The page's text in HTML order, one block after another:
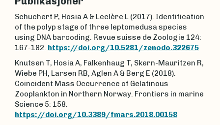
Schuchert P, Hosia A & Leclère L (2017). Identification
of the polyp stage of three leptomedusa species
using DNA barcoding. Revue suisse de Zoologie 124:
167-182. https://doi.org/10.5281/zenodo.322675
Knutsen T, Hosia A, Falkenhaug T, Skern-Mauritzen R,
Wiebe PH, Larsen RB, Aglen A & Berg E (2018).
Coincident Mass Occurrence of Gelatinous
Zooplankton in Northern Norway. Frontiers in marine
Science 5: 158.
https://doi.org/10.3389/fmars.2018.00158